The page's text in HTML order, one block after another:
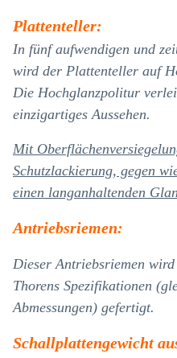
Plattenteller:
In fünf aufwendigen und
wird der Plattenteller auf
Die Hochglanzpolitur
einzigartiges Aussehen.
Mit
Schutzlackierung, gegen
einen langanhaltenden
Antriebsriemen:
Dieser Antriebsriemen
Thorens Spezifikationen
Abmessungen) gefertigt.
Schallplattengewicht